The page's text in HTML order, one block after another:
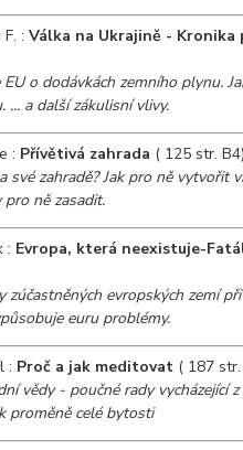
F. :Válka na Ukrajině - Kronika
o dodávkách zemního plynu.
a další zákulisní vlivy.
: Přívětivá zahrada ( 125 str.
své zahradě? Jak pro ně vytvořit
ně zasadit.
: Evropa, která neexistuje-
zúčastněných evropských zemí
euru problémy.
: Proč a jak meditovat ( 187
vědy - poučné rady vycházející
proměně celé bytosti